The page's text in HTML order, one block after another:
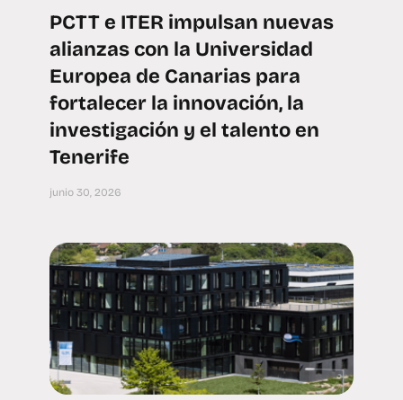
PCTT e ITER impulsan nuevas
alianzas con la Universidad
Europea de Canarias para
fortalecer la innovación, la
investigación y el talento en
Tenerife
junio 30, 2026